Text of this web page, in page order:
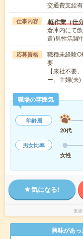
交通費支給
仕事内容 軽作業（仕
倉庫内にて
遣)男性活躍
応募資格
職種未経験
要
【来社不要
ー、主婦(
職場の雰囲気
年齢層
20代
男女比率
女性
気になる!
派
興味があ